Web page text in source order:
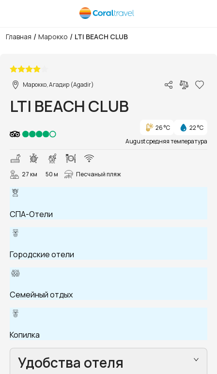
Главная / Марокко / LTI BEACH CLUB
Марокко, Агадир (Agadir)
LTI BEACH CLUB
26 °C
22 °C
August средняя температура
27 км 50 м Песчаный пляж
СПА-Отели
Городские отели
Семейный отдых
Копилка
Удобства отеля